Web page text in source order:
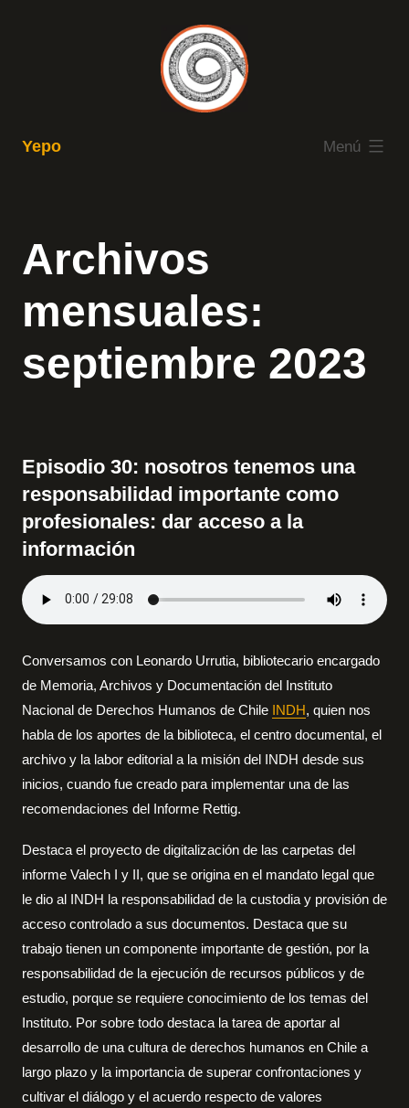
Yepo Menú
expandido
Archivos
mensuales:
septiembre 2023
Episodio 30: nosotros tenemos una
responsabilidad importante como
profesionales: dar acceso a la
información
Conversamos con Leonardo Urrutia, bibliotecario encargado
de Memoria, Archivos y Documentación del Instituto
Nacional de Derechos Humanos de Chile INDH, quien nos
habla de los aportes de la biblioteca, el centro documental, el
archivo y la labor editorial a la misión del INDH desde sus
inicios, cuando fue creado para implementar una de las
recomendaciones del Informe Rettig.
Destaca el proyecto de digitalización de las carpetas del
informe Valech I y II, que se origina en el mandato legal que
le dio al INDH la responsabilidad de la custodia y provisión de
acceso controlado a sus documentos. Destaca que su
trabajo tienen un componente importante de gestión, por la
responsabilidad de la ejecución de recursos públicos y de
estudio, porque se requiere conocimiento de los temas del
Instituto. Por sobre todo destaca la tarea de aportar al
desarrollo de una cultura de derechos humanos en Chile a
largo plazo y la importancia de superar confrontaciones y
cultivar el diálogo y el acuerdo respecto de valores